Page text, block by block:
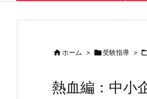
ホーム > 受験指導 >
熱血編：中小